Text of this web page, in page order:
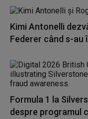
Kimi Antonelli
Federer când s-au
Formula 1 la
despre programul